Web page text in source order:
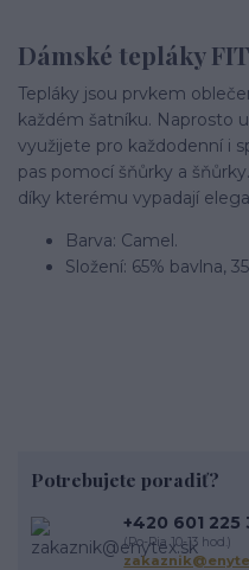
Dámské tepláky
Tepláky jsou prvkem
každém šatníku. Naprosto
využijete pro každodenní i
pas pomocí šňůrky a
díky kterému vypadají
Barva: Camel.
Složení: 65% bavlna,
Potrebujete poradiť?
+420 601 225
(Po-Pia 10-13 hod.)